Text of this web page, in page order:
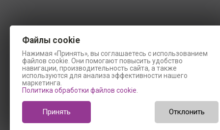
Файлы cookie
Нажимая «Принять», вы соглашаетесь с использованием
файлов cookie. Они помогают повысить удобство
навигации, производительность сайта, а также
используются для анализа эффективности нашего
маркетинга.
Политика обработки файлов cookie.
Принять Отклонить